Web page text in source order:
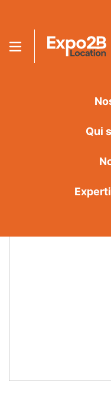
Qui
Nacelle